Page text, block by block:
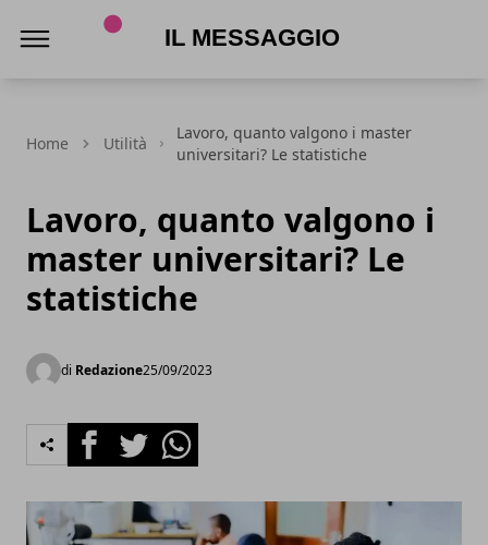
Home Utilità
Lavoro, quanto valgono i master
universitari? Le statistiche
Lavoro, quanto valgono i
master universitari? Le
statistiche
di Redazione25/09/2023
FacebookTwitterWhatsapp